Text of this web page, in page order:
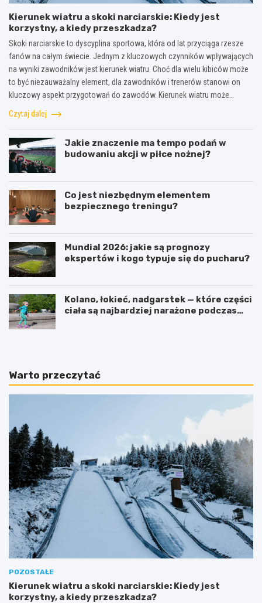
Kierunek wiatru a skoki narciarskie: Kiedy jest
korzystny, a kiedy przeszkadza?
Skoki narciarskie to dyscyplina sportowa, która od lat przyciąga rzesze
fanów na całym świecie. Jednym z kluczowych czynników wpływających
na wyniki zawodników jest kierunek wiatru. Choć dla wielu kibiców może
to być niezauważalny element, dla zawodników i trenerów stanowi on
kluczowy aspekt przygotowań do zawodów. Kierunek wiatru może…
Czytaj dalej
Jakie znaczenie ma tempo podań w
budowaniu akcji w piłce nożnej?
Co jest niezbędnym elementem
bezpiecznego treningu?
Mundial 2026: jakie są prognozy
ekspertów i kogo typuje się do pucharu?
Kolano, łokieć, nadgarstek — które części
ciała są najbardziej narażone podczas
Warto przeczytać
POZOSTAŁE
Kierunek wiatru a skoki narciarskie: Kiedy jest
korzystny, a kiedy przeszkadza?